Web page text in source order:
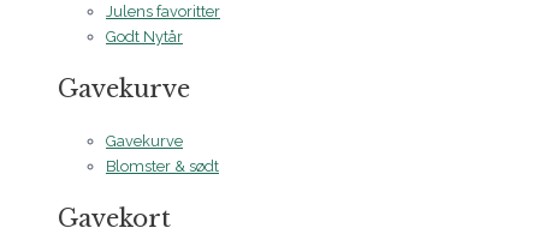
Julens favoritter
Godt Nytår
Gavekurve
Gavekurve
Blomster & sødt
Gavekort